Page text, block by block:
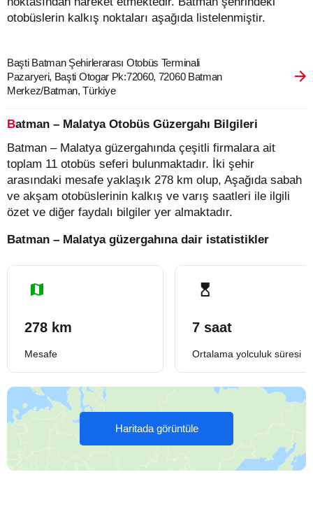
otobüslerin kalkış noktaları aşağıda listelenmiştir.
Başti Batman Şehirlerarası Otobüs Terminali
Pazaryeri, Başti Otogar Pk:72060, 72060 Batman
Merkez/Batman, Türkiye
Batman – Malatya Otobüs Güzergahı Bilgileri
Batman – Malatya güzergahında çeşitli firmalara ait
toplam 11 otobüs seferi bulunmaktadır. İki şehir
arasındaki mesafe yaklaşık 278 km olup, Aşağıda sabah
ve akşam otobüslerinin kalkış ve varış saatleri ile ilgili
özet ve diğer faydalı bilgiler yer almaktadır.
Batman – Malatya güzergahına dair istatistikler
278 km
Mesafe
7 saat
Ortalama yolculuk süresi
Haritada görüntüle